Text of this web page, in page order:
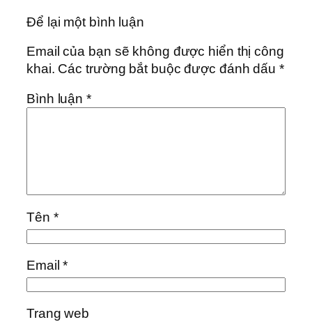
Để lại một bình luận
Email của bạn sẽ không được hiển thị công
khai. Các trường bắt buộc được đánh dấu*
Bình luận*
Tên *
Email*
Trang web